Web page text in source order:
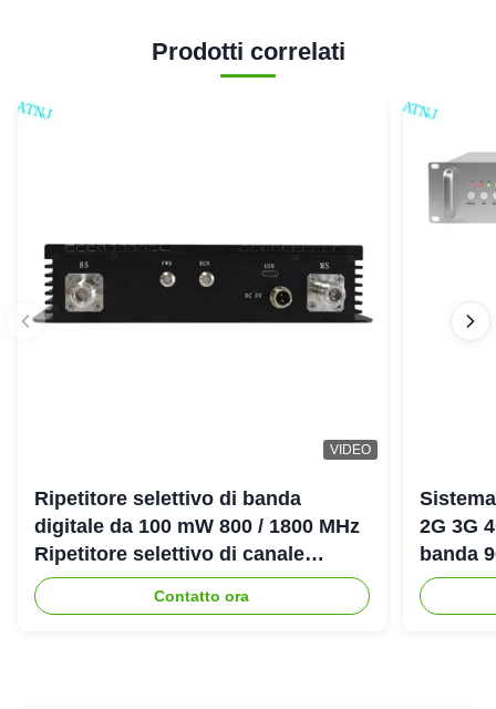
Prodotti correlati
VIDEO
Ripetitore selettivo di banda
digitale da 100 mW 800 / 1800 MHz
Ripetitore selettivo di canale
digitale LTE DCS Bda Pico
Contatto ora
2G 3G
banda